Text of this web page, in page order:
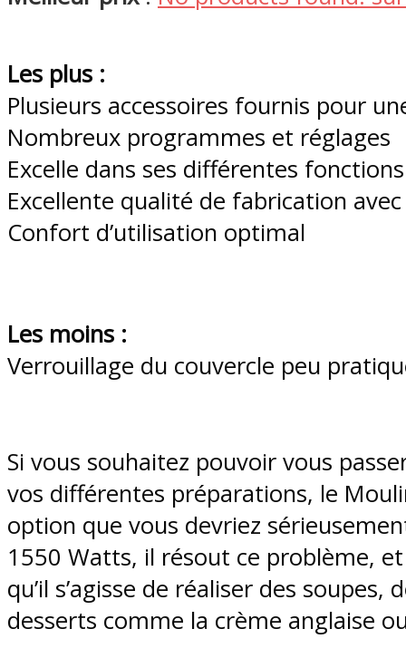
Les plus :
Plusieurs accessoires fournis pour
Nombreux programmes et réglages
Excelle dans ses différentes fonctions
Excellente qualité de fabrication
Confort d’utilisation optimal
Les moins :
Verrouillage du couvercle peu
Si vous souhaitez pouvoir vous
vos différentes préparations, le
option que vous devriez
1550 Watts, il résout ce problème,
qu’il s’agisse de réaliser des
desserts comme la crème anglaise